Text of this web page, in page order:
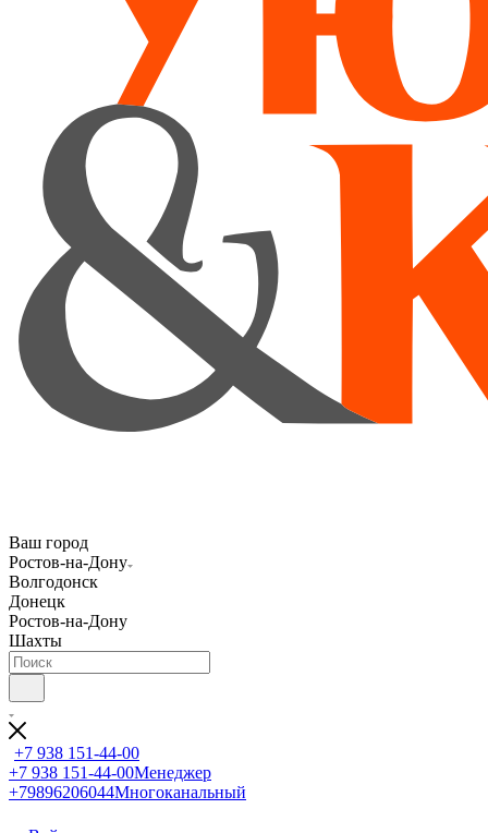
Ваш город
Ростов-на-Дону
Волгодонск
Донецк
Ростов-на-Дону
Шахты
+7 938 151-44-00
+7 938 151-44-00Менеджер
+79896206044Многоканальный